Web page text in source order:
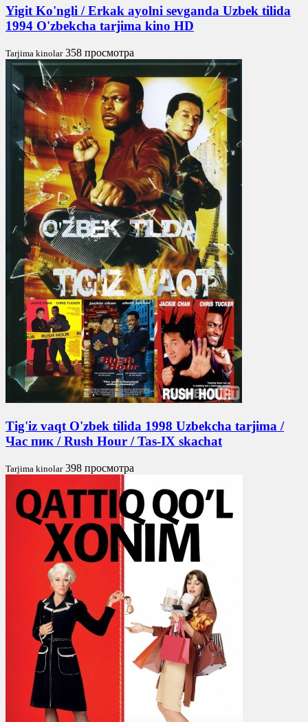
Yigit Ko'ngli / Erkak ayolni sevganda Uzbek tilida
1994 O'zbekcha tarjima kino HD
Tarjima kinolar 358 просмотра
Tig'iz vaqt O'zbek tilida 1998 Uzbekcha tarjima /
Час пик / Rush Hour / Tas-IX skachat
Tarjima kinolar 398 просмотра